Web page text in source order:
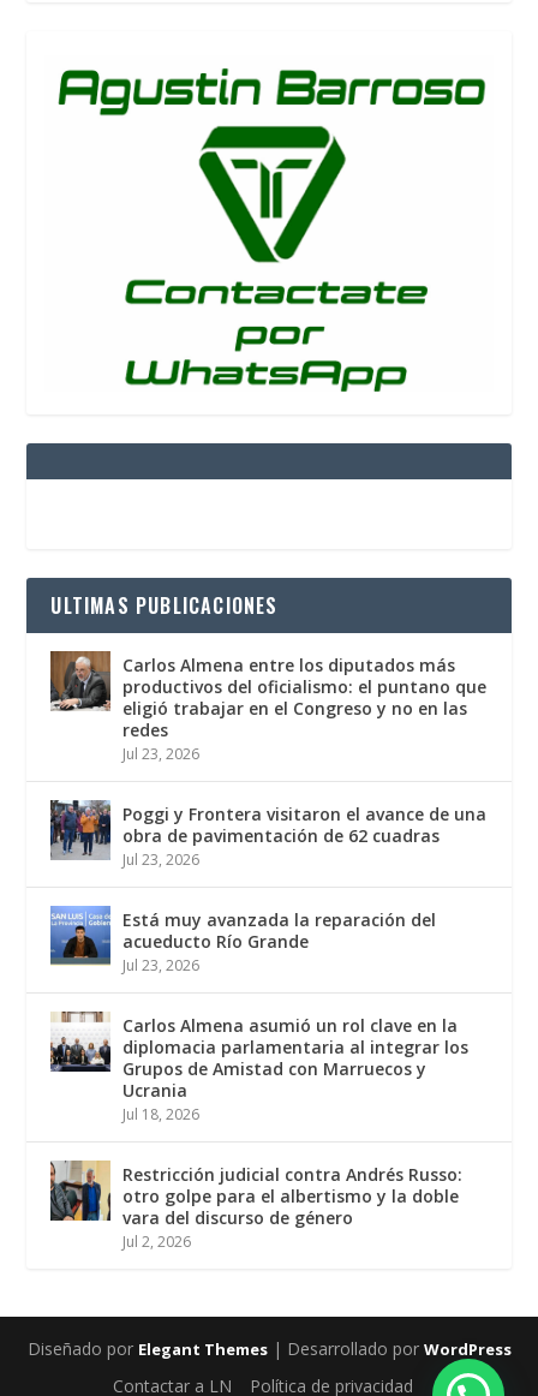
ULTIMAS PUBLICACIONES
Carlos Almena entre los diputados más
productivos del oficialismo: el puntano que
eligió trabajar en el Congreso y no en las
redes
Jul 23, 2026
Poggi y Frontera visitaron el avance de una
obra de pavimentación de 62 cuadras
Jul 23, 2026
Está muy avanzada la reparación del
acueducto Río Grande
Jul 23, 2026
Carlos Almena asumió un rol clave en la
diplomacia parlamentaria al integrar los
Grupos de Amistad con Marruecos y
Ucrania
Jul 18, 2026
Restricción judicial contra Andrés Russo:
otro golpe para el albertismo y la doble
vara del discurso de género
Jul 2, 2026
Diseñado por Elegant Themes| Desarrollado por WordPress
Contactar a LN Política de privacidad